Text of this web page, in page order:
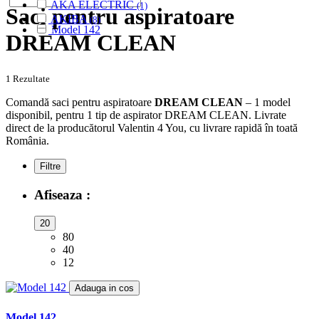
AKA ELECTRIC (1)
AKIBA (8)
ALASKA (28)
ALBATROS (9)
ALLERGY CARE (1)
ALMERIA (1)
ALPINA (10)
ALTO
ALTUS
AMADIS
AMSTAR
AMSTERDAM
AMSTRAD
ANTECH
AQUA VAC (3)
Model 142
Saci pentru aspiratoare
DREAM CLEAN
1 Rezultate
Comandă saci pentru aspiratoare DREAM CLEAN – 1 model
disponibil, pentru 1 tip de aspirator DREAM CLEAN. Livrate
direct de la producătorul Valentin 4 You, cu livrare rapidă în toată
România.
Filtre
Afiseaza :
20
80
40
12
Adauga in cos